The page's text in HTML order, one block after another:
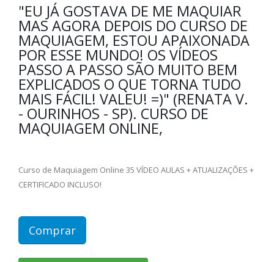
"EU JÁ GOSTAVA DE ME MAQUIAR
MAS AGORA DEPOIS DO CURSO DE
MAQUIAGEM, ESTOU APAIXONADA
POR ESSE MUNDO! OS VÍDEOS
PASSO A PASSO SÃO MUITO BEM
EXPLICADOS O QUE TORNA TUDO
MAIS FÁCIL! VALEU! =)" (RENATA V.
- OURINHOS - SP). CURSO DE
MAQUIAGEM ONLINE,
Curso de Maquiagem Online 35 VÍDEO AULAS + ATUALIZAÇÕES +
CERTIFICADO INCLUSO!
Comprar